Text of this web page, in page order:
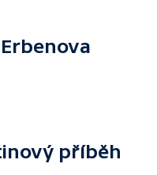
příběh